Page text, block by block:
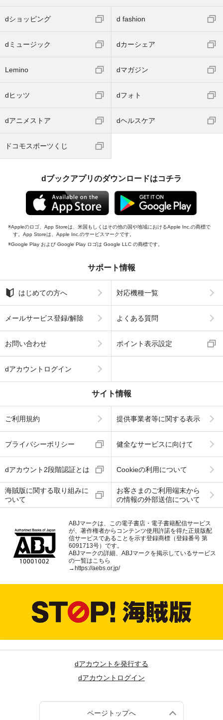
dショッピング d fashion
dミュージック dカーシェア
Lemino dマガジン
dヒッツ dフォト
dアニメストア dヘルスケア
ドコモスポーツくじ
dブックアプリのダウンロードはコチラ
Appleのロゴ、App Storeは、米国もしくはその他の国や地域におけるApple Inc.の商標で
す。App Storeは、Apple Inc.のサービスマークです。
Google Play および Google Play ロゴは Google LLC の商標です。
サポート情報
はじめての方へ 対応機種一覧
メールサービス登録/解除 よくある質問
お問い合わせ ポイント表示設定
dアカウントログイン
サイト情報
ご利用規約 提供事業者等に関する表示
プライバシーポリシー 健全なサービスに向けて
dアカウント2段階認証とは Cookieの利用について
海賊版に関する取り組みに
ついて
お客さまのご利用端末から
の情報の外部送信について
ABJマークは、この電子書店・電子書籍配信サービス
が、著作権者からコンテンツ使用許諾を得た正規版配
信サービスであることを示す登録商標（登録番号 第
6091713号）です。
ABJマークの詳細、ABJマークを掲示しているサービス
の一覧はこちら
→ https://aebs.or.jp/
dアカウントを発行する
dアカウントログイン
ページトップへ